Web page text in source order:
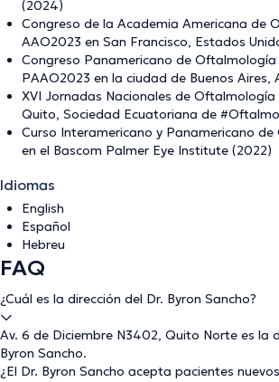
(2024)
Congreso de la Academia Americana de
AAO2023 en San Francisco, Estados
Congreso Panamericano de
PAAO2023 en la ciudad de Buenos Aires,
XVI Jornadas Nacionales de
Quito, Sociedad Ecuatoriana de
Curso Interamericano y Panamericano
en el Bascom Palmer Eye Institute (2022)
Idiomas
English
Español
Hebreu
FAQ
¿Cuál es la dirección del Dr. Byron Sancho?
Av. 6 de Diciembre N3402, Quito Norte es la
Byron Sancho.
¿El Dr. Byron Sancho acepta pacientes